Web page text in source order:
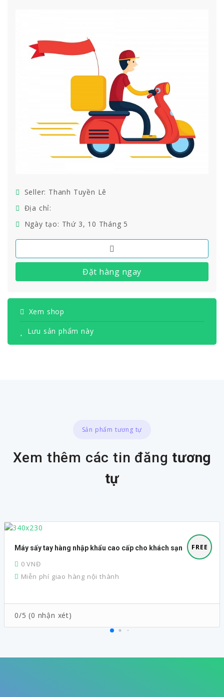
Seller: Thanh Tuyền Lê
Địa chỉ:
Ngày tạo: Thứ 3, 10 Tháng 5
Đặt hàng ngay
Xem shop
Lưu sản phẩm này
Sản phẩm tương tự
Xem thêm các tin đăng tương
tự
FREE
Máy sấy tay hàng nhập khẩu cao cấp cho khách sạn
0 VNĐ
Miễn phí giao hàng nội thành
0/5 (0 nhận xét)